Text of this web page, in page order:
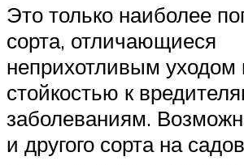
Это только наиболее
сорта, отличающиеся
неприхотливым уходом
стойкостью к
заболеваниям.
и другого сорта на